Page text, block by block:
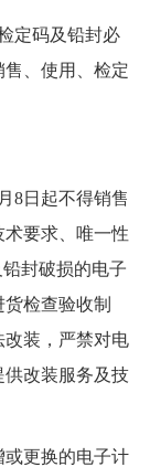
定码及铅封必
、使用、检定
8日起不得销售
要求、唯一性
封破损的电子
检查验收制
改装，严禁对电
改装服务及技
或更换的电子计